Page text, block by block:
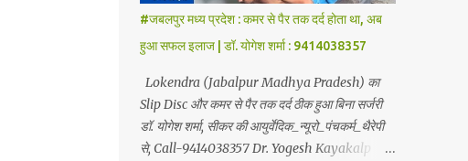
Elbow, Hip Joint Pain, Knee Joint Pain,
Planter Fascitis, Spine and Joints problems
without surgery by Ayurvedic Neuro
Panchkarma Therapy. Ayurvedic Neuro
Panchkarma Therapy is a combination of
Ayurvedic Neuro Therapy, Nadi Steam
Therapy, Acupuncture Therapy, Cuping
#जबलपुर मध्य प्रदेश : कमर से पैर तक दर्द होता था, अब
हुआ सफल इलाज | डॉ. योगेश शर्मा : 9414038357
Lokendra (Jabalpur Madhya Pradesh) का
Slip Disc और कमर से पैर तक दर्द ठीक हुआ बिना सर्जरी
डॉ. योगेश शर्मा, सीकर की आयुर्वेदिक_न्यूरो_पंचकर्म_थैरेपी
से, Call-9414038357 Dr. Yogesh Kayakalp